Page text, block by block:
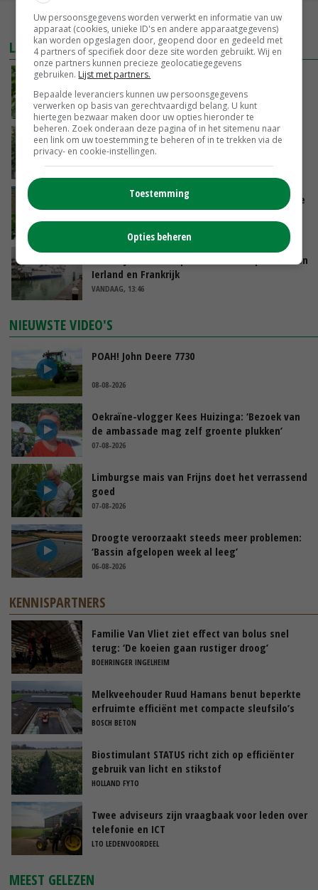
MEER MARKTPRIJZEN
LAATSTE NIEUWS
NAK verlaagt iets minder pootgoed dan vorig
jaar
VANDAAG, 14:56
Schaalvergroting zet door in Nederlandse
komkommerteelt
VANDAAG, 14:30
Zeer lage Rijnaanvoer komt bovenop droogste
juli ooit
Brittany Ferries stopt met veetransport tussen
Ierland en Frankrijk
VANDAAG, 13:46
NIEUWSTE VIDEO'S
POAH! John Deere 7730
08-08-2026
Oekraïne-vlogger Kees Huizinga: ‘Bezoek van
de ambassade mag zelf groente plukken’
07-08-2026
Limburgse mais van Frijns doet het verrassend
goed
07-08-2026
Droogte veroorzaakt steeds meer problemen:
‘Bassin afgelopen week al leeg’
06-08-2026
KENNISPARTNERS
Familie Van Vliet ziet effect van bolus snel
terug: ‘De koeien gaan rustiger droog’
BOEHRINGER INGELHEIM
Melkveehouder Ruud Hamans benut beperkte
erfruimte efficiënt met compacte sleufsilo’s
BOSCH BETON
Biostimulant STATUS richt zich op efficiënter
gebruik van licht en stikstof
HOLLAND FYTO
Twee adviseurs zijn vraagbaak voor leden over
telefonie en ICT
LTO LEDENVOORDEEL
MEEST GELEZEN
Uw persoonsgegevens worden verwerkt en informatie van uw
apparaat (cookies, unieke ID's en andere apparaatgegevens)
kan worden opgeslagen door, geopend door en gedeeld met
4 partners of specifiek door deze site worden gebruikt. Wij en
onze partners kunnen precieze geolocatiegegevens
gebruiken. Lijst met partners.
Bepaalde leveranciers kunnen uw persoonsgegevens
verwerken op basis van gerechtvaardigd belang. U kunt
hiertegen bezwaar maken door uw opties hieronder te
beheren. Zoek onderaan deze pagina of in het sitemenu naar
een link om uw toestemming te beheren of in te trekken via de
privacy- en cookie-instellingen.
Toestemming
Opties beheren